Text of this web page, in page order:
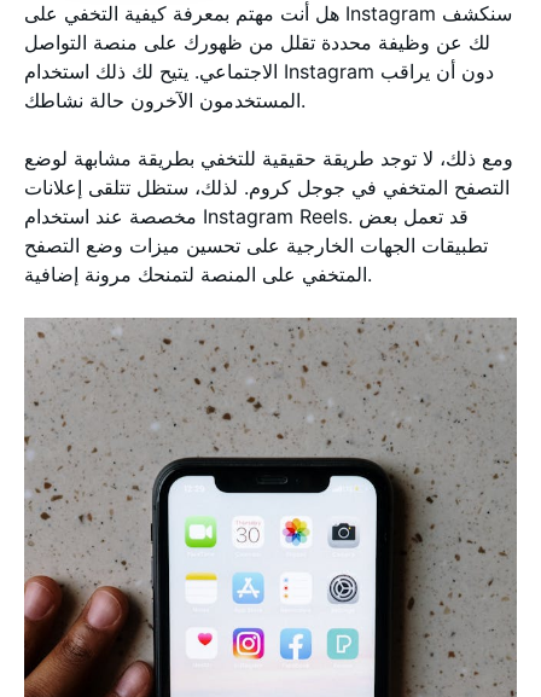
هل أنت مهتم بمعرفة كيفية التخفي على Instagram سنكشف
لك عن وظيفة محددة تقلل من ظهورك على منصة التواصل
الاجتماعي. يتيح لك ذلك استخدام Instagram دون أن يراقب
المستخدمون الآخرون حالة نشاطك.
ومع ذلك، لا توجد طريقة حقيقية للتخفي بطريقة مشابهة لوضع
التصفح المتخفي في جوجل كروم. لذلك، ستظل تتلقى إعلانات
مخصصة عند استخدام Instagram Reels. قد تعمل بعض
تطبيقات الجهات الخارجية على تحسين ميزات وضع التصفح
المتخفي على المنصة لتمنحك مرونة إضافية.